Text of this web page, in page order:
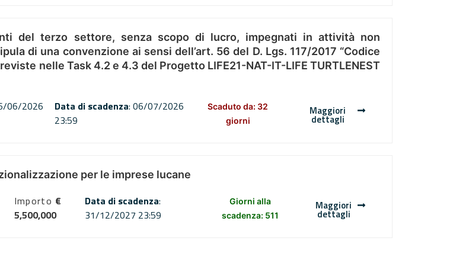
del terzo settore, senza scopo di lucro, impegnati in attività non
di una convenzione ai sensi dell’art. 56 del D. Lgs. 117/2017 “Codice
nelle Task 4.2 e 4.3 del Progetto LIFE21-NAT-IT-LIFE TURTLENEST
06/2026
Data di scadenza: 06/07/2026
23:59
Scaduto da: 32
giorni
Maggiori
dettagli
per le imprese lucane
Importo €
5,500,000
Data di scadenza:
31/12/2027 23:59
Giorni alla
scadenza: 511
Maggiori
dettagli